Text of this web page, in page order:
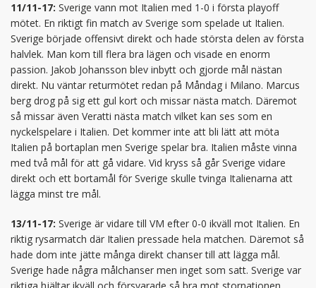
11/11-17: Sverige vann mot Italien med 1-0 i första playoff
mötet. En riktigt fin match av Sverige som spelade ut Italien.
Sverige började offensivt direkt och hade största delen av första
halvlek. Man kom till flera bra lägen och visade en enorm
passion. Jakob Johansson blev inbytt och gjorde mål nästan
direkt. Nu väntar returmötet redan på Måndag i Milano. Marcus
berg drog på sig ett gul kort och missar nästa match. Däremot
så missar även Veratti nästa match vilket kan ses som en
nyckelspelare i Italien. Det kommer inte att bli lätt att möta
Italien på bortaplan men Sverige spelar bra. Italien måste vinna
med två mål för att gå vidare. Vid kryss så går Sverige vidare
direkt och ett bortamål för Sverige skulle tvinga Italienarna att
lägga minst tre mål.
13/11-17: Sverige är vidare till VM efter 0-0 ikväll mot Italien. En
riktig rysarmatch där Italien pressade hela matchen. Däremot så
hade dom inte jätte många direkt chanser till att lägga mål.
Sverige hade några målchanser men inget som satt. Sverige var